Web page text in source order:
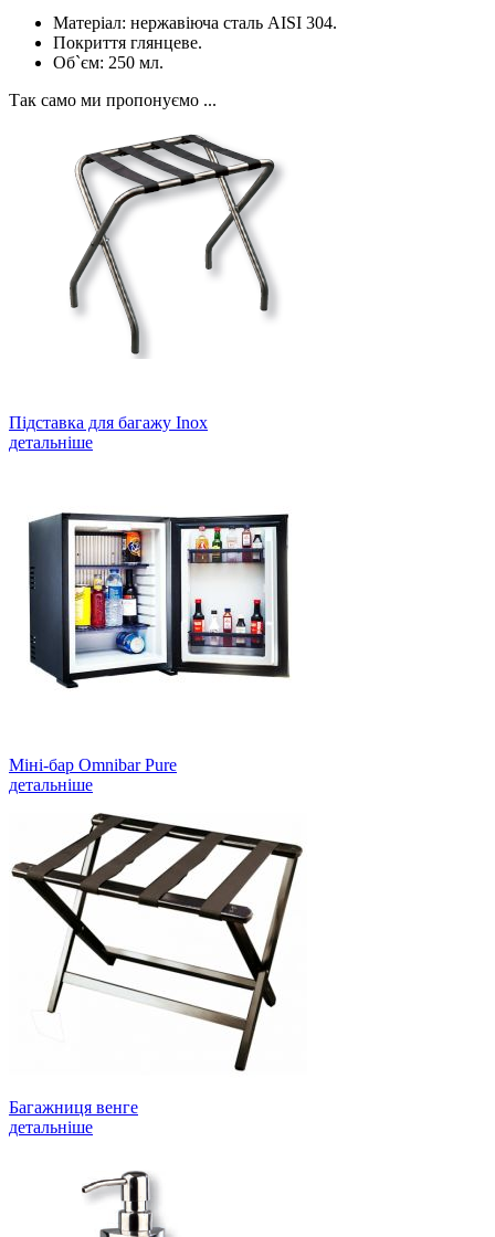
Матеріал: нержавіюча сталь AISI 304.
Покриття глянцеве.
Об`єм: 250 мл.
Так само ми пропонуємо ...
Підставка для багажу Inox
детальніше
Міні-бар Omnibar Pure
детальніше
Багажниця венге
детальніше